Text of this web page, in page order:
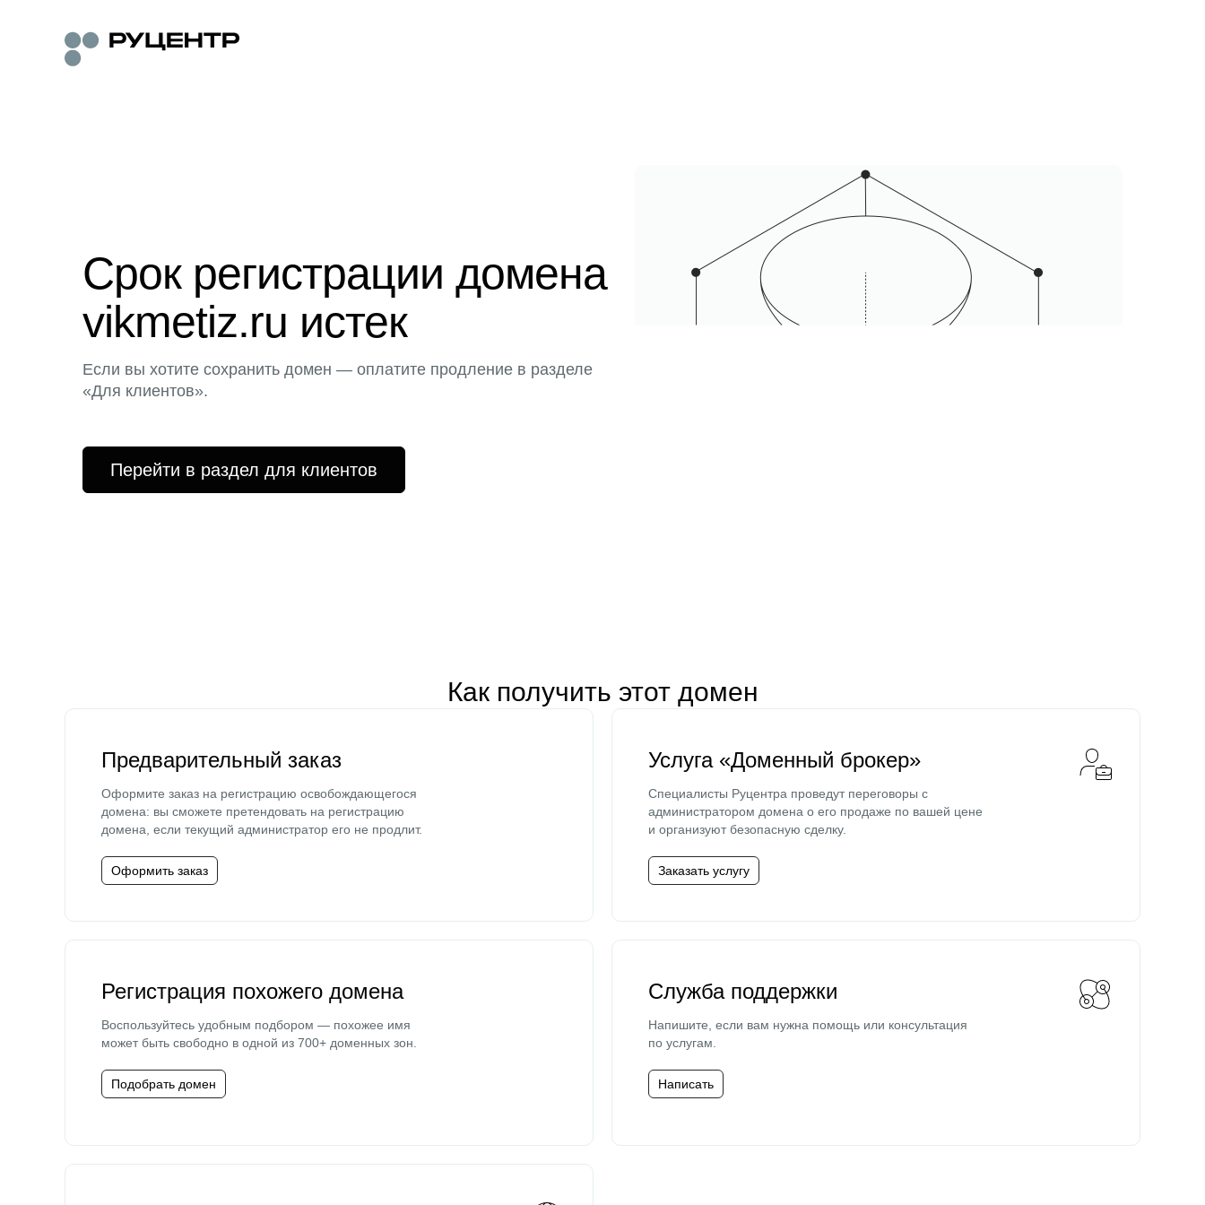
Срок регистрации домена
vikmetiz.ru истек
Если вы хотите сохранить домен — оплатите продление в разделе
«Для клиентов».
Перейти в раздел для клиентов
Как получить этот домен
Предварительный заказ
Оформите заказ на регистрацию освобождающегося
домена: вы сможете претендовать на регистрацию
домена, если текущий администратор его не продлит.
Оформить заказ
Услуга «Доменный брокер»
Специалисты Руцентра проведут переговоры с
администратором домена о его продаже по вашей цене
и организуют безопасную сделку.
Заказать услугу
Регистрация похожего домена
Воспользуйтесь удобным подбором — похожее имя
может быть свободно в одной из 700+ доменных зон.
Подобрать домен
Служба поддержки
Напишите, если вам нужна помощь или консультация
по услугам.
Написать